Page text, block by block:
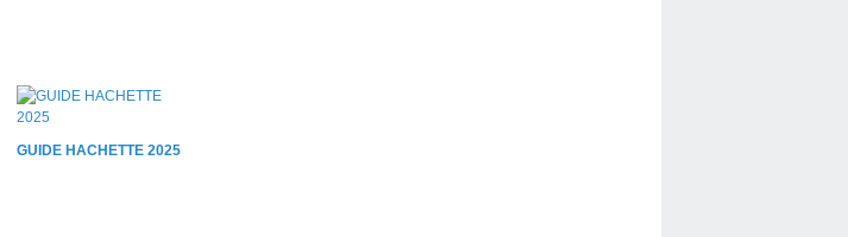
GUIDE HACHETTE 2025